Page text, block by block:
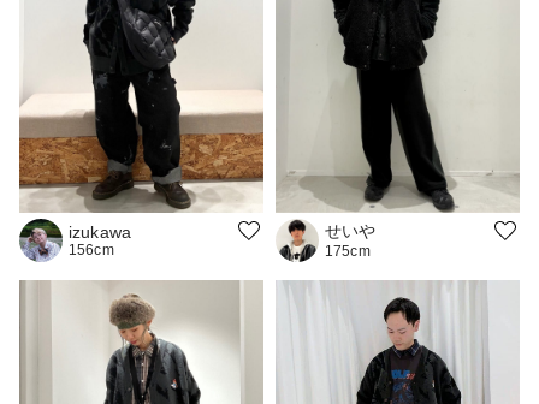
izukawa
156cm
せいや
175cm